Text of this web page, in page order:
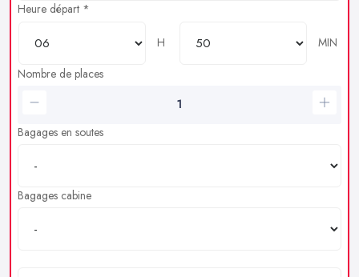
Heure départ *
H
MIN
Nombre de places
Bagages en soutes
Bagages cabine